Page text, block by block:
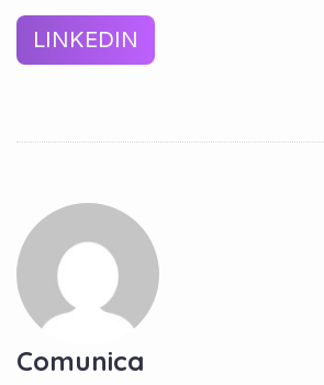
LINKEDIN
Comunica